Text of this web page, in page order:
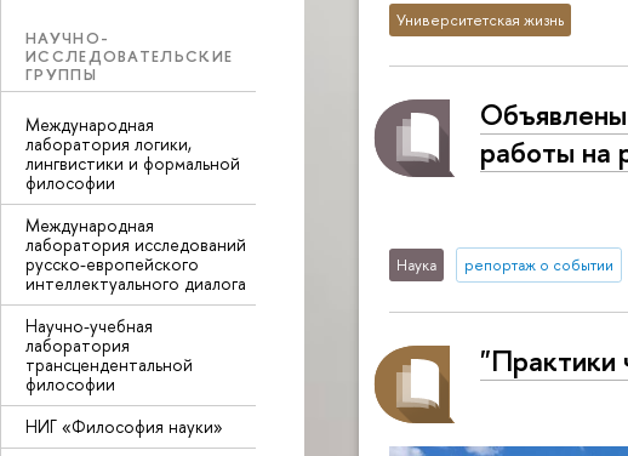
НАУЧНО-
ИССЛЕДОВАТЕЛЬСКИЕ
ГРУППЫ
Международная
лаборатория логики,
лингвистики и формальной
философии
Международная
лаборатория исследований
русско-европейского
интеллектуального диалога
Научно-учебная
лаборатория
трансцендентальной
философии
НИГ «Философия науки»
Университетская жизнь
работы на
Наука репортаж о событии
"Практики